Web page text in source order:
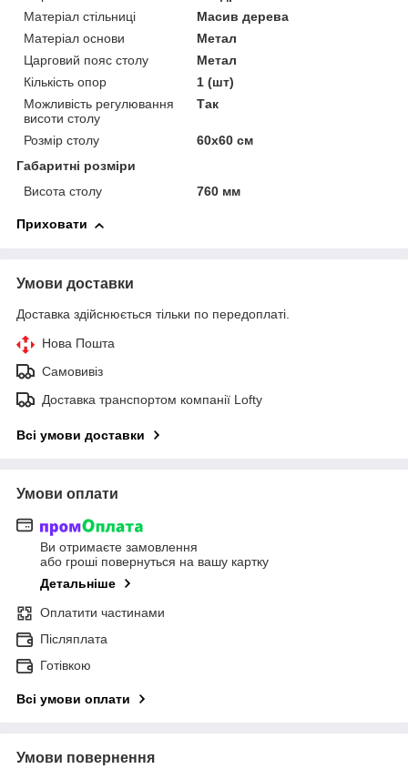
Матеріал стільниці
Масив дерева
Матеріал основи
Метал
Царговий пояс столу
Метал
Кількість опор
1 (шт)
Можливість регулювання
висоти столу
Так
Розмір столу
60х60 см
Габаритні розміри
Висота столу
760 мм
Приховати
Умови доставки
Доставка здійснюється тільки по передоплаті.
Нова Пошта
Самовивіз
Доставка транспортом компанії Lofty
Всі умови доставки
Умови оплати
Ви отримаєте замовлення
або гроші повернуться на вашу картку
Детальніше
Оплатити частинами
Післяплата
Готівкою
Всі умови оплати
Умови повернення